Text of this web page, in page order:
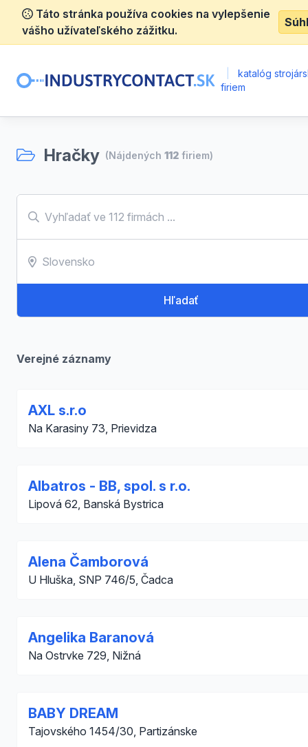
Táto stránka používa cookies na vylepšenie
vášho užívateľského zážitku.
katalóg
firiem
Hračky (Nájdených 112 firiem)
Hľadať
Verejné záznamy
AXL s.r.o
Na Karasiny 73, Prievidza
Albatros - BB, spol. s r.o.
Lipová 62, Banská Bystrica
Alena Čamborová
U Hluška, SNP 746/5, Čadca
Angelika Baranová
Na Ostrvke 729, Nižná
BABY DREAM
Tajovského 1454/30, Partizánske